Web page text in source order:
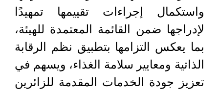
واستكمال إجراءات تقييمها تمهيدًا
لإدراجها ضمن القائمة المعتمدة للهيئة،
بما يعكس التزامها بتطبيق نظم الرقابة
الذاتية ومعايير سلامة الغذاء، ويسهم في
تعزيز جودة الخدمات المقدمة للزائرين